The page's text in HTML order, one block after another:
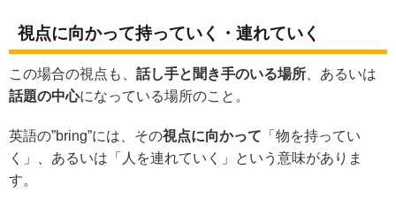
視点に向かって持っていく・連れていく
この場合の視点も、 話し手と聞き手のいる場所 、あるいは
話題の中心になっている場所のこと。
英語の”bring”には、その視点に向かって 「物を持ってい
く」、あるいは「人を連れていく」という意味がありま
す。